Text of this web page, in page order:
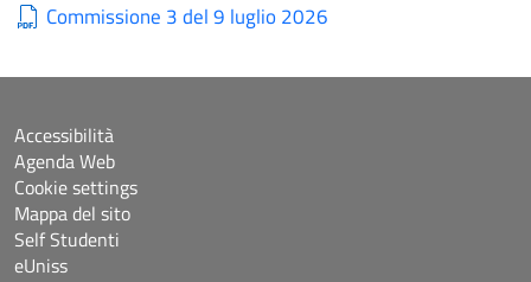
Commissione 3 del 9 luglio 2026
Accessibilità
Agenda Web
Cookie settings
Mappa del sito
Self Studenti
eUniss